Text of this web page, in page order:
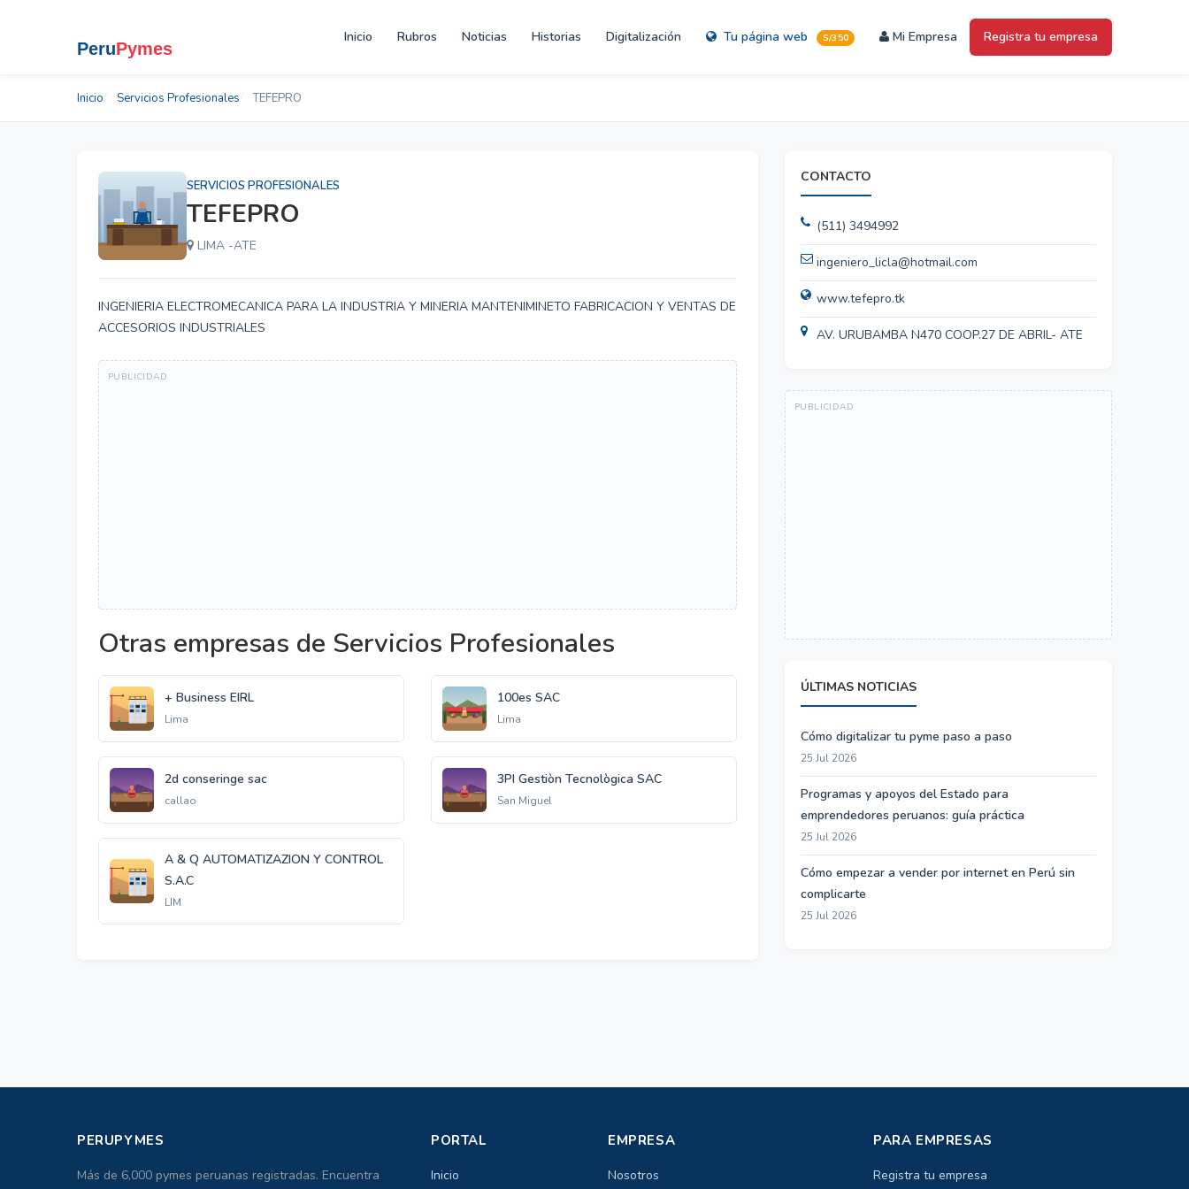
Inicio Rubros Noticias Historias Digitalización Tu página web S/350 Mi Empresa Registra tu empresa
Inicio Servicios Profesionales TEFEPRO
SERVICIOS PROFESIONALES
TEFEPRO
LIMA -ATE
INGENIERIA ELECTROMECANICA PARA LA INDUSTRIA Y MINERIA MANTENIMINETO FABRICACION Y VENTAS DE
ACCESORIOS INDUSTRIALES
Otras empresas de Servicios Profesionales
+ Business EIRL
Lima
100es SAC
Lima
2d conseringe sac
callao
3PI Gestiòn Tecnològica SAC
San Miguel
A & Q AUTOMATIZAZION Y CONTROL
S.A.C
LIM
CONTACTO
(511) 3494992
ingeniero_licla@hotmail.com
www.tefepro.tk
AV. URUBAMBA N470 COOP.27 DE ABRIL- ATE
ÚLTIMAS NOTICIAS
Cómo digitalizar tu pyme paso a paso
25 Jul 2026
Programas y apoyos del Estado para
emprendedores peruanos: guía práctica
25 Jul 2026
Cómo empezar a vender por internet en Perú sin
complicarte
25 Jul 2026
PERUPYMES
Más de 6,000 pymes peruanas registradas. Encuentra
PORTAL
Inicio
EMPRESA
Nosotros
PARA EMPRESAS
Registra tu empresa